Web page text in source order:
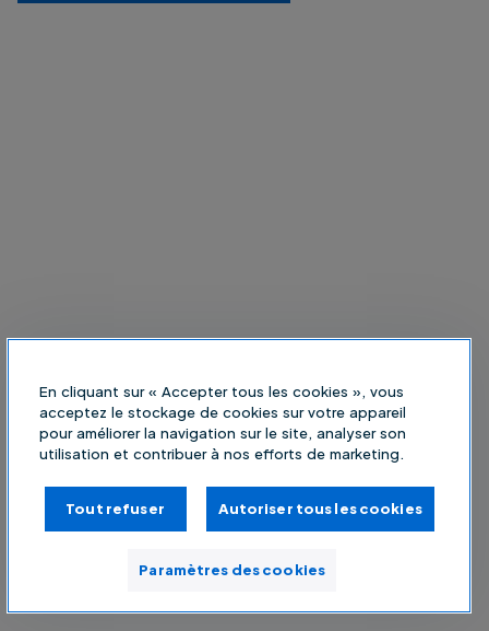
En cliquant sur « Accepter tous les cookies », vous
acceptez le stockage de cookies sur votre appareil
pour améliorer la navigation sur le site, analyser son
utilisation et contribuer à nos efforts de marketing.
Tout refuser Autoriser tous les cookies
Paramètres des cookies